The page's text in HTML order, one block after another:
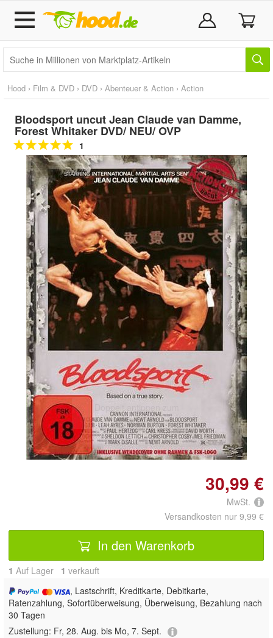
Hood › Film & DVD › DVD › Abenteuer & Action › Action
Bloodsport uncut Jean Claude van Damme,
Forest Whitaker DVD/ NEU/ OVP
1
Doppelt antippen zum
vergrößern
30,99 €
MwSt.
Versandkosten nur 9,99 €
In den Warenkorb
1 Auf Lager 1 verkauft
, Lastschrift, Kreditkarte, Debitkarte,
Ratenzahlung, Sofortüberweisung, Überweisung, Bezahlung nach
30 Tagen
Zustellung: Fr, 28. Aug. bis Mo, 7. Sept.